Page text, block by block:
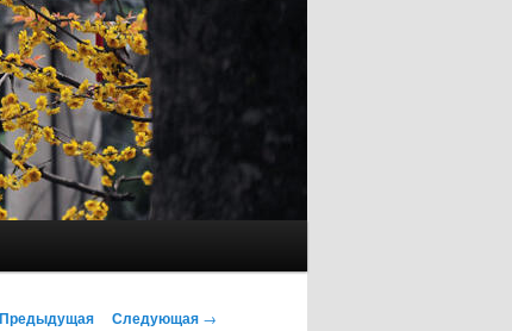
Предыдущая Следующая →